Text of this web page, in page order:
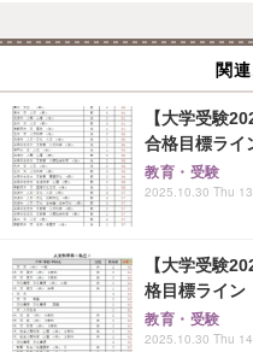
関
【大学受験
合格目標ライ
教育・受験
2025.10.30 Thu
【大学受験
格目標ライン
教育・受験
2025.10.30 Thu